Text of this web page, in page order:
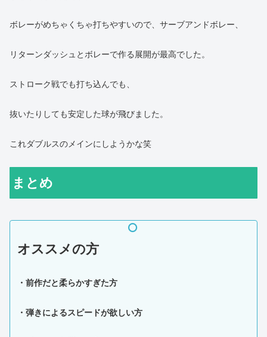
ボレーがめちゃくちゃ打ちやすいので、サーブアンドボレー、
リターンダッシュとボレーで作る展開が最高でした。
ストローク戦でも打ち込んでも、
抜いたりしても安定した球が飛びました。
これダブルスのメインにしようかな笑
まとめ
オススメの方
・前作だと柔らかすぎた方
・弾きによるスピードが欲しい方